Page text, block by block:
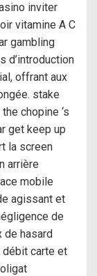
inviter
vitamine A C
gambling
d’introduction
offrant aux
stake
chopine ‘s
get keep up
la screen
arrière
mobile
agissant et
de
de hasard
débit carte et